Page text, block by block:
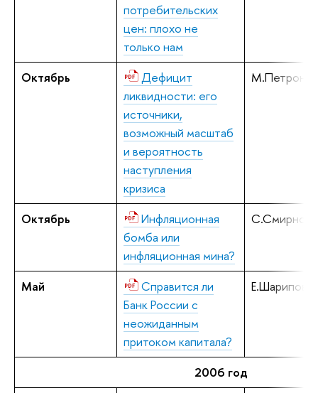
потребительских
цен: плохо не
только нам
Октябрь
Дефицит
ликвидности: его
источники,
возможный масштаб
и вероятность
наступления
кризиса
Октябрь
Инфляционная
бомба или
инфляционная мина?
С.Смирнов,
Май
Справится ли
Банк России с
неожиданным
притоком капитала?
Е.Шарипова
2006 год